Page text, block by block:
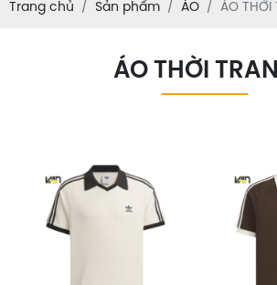
Trang chủ Sản phẩm ÁO ÁO THỜI
ÁO THỜI